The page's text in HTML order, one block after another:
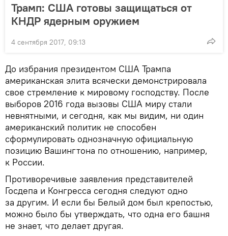
Трамп: США готовы защищаться от
КНДР ядерным оружием
4 сентября 2017, 09:13
До избрания президентом США Трампа
американская элита всячески демонстрировала
свое стремление к мировому господству. После
выборов 2016 года вызовы США миру стали
невнятными, и сегодня, как мы видим, ни один
американский политик не способен
сформулировать однозначную официальную
позицию Вашингтона по отношению, например,
к России.
Противоречивые заявления представителей
Госдепа и Конгресса сегодня следуют одно
за другим. И если бы Белый дом был крепостью,
можно было бы утверждать, что одна его башня
не знает, что делает другая.